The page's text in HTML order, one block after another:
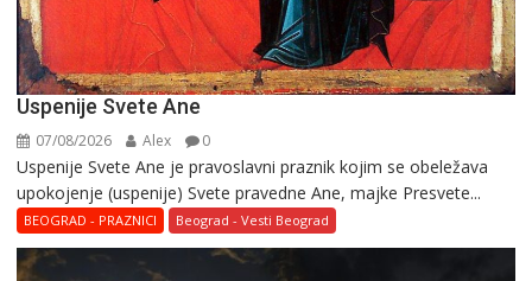
Uspenije Svete Ane
07/08/2026 Alex 0
Uspenije Svete Ane je pravoslavni praznik kojim se obeležava
upokojenje (uspenije) Svete pravedne Ane, majke Presvete...
BEOGRAD - PRAZNICI Beograd - Vesti Beograd